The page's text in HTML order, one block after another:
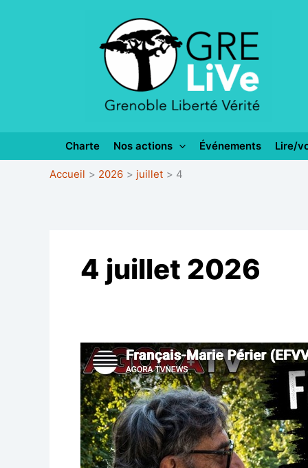
Charte Nos actions Événements Lire/
Accueil 2026 juillet 4
4 juillet 2026